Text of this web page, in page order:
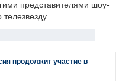
представителями шоу-
продолжит участие в